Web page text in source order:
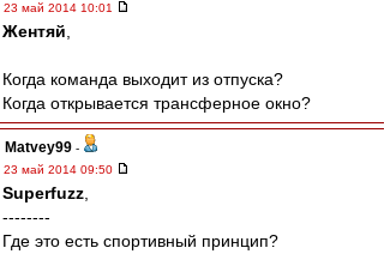
23 май 2014 10:01
Жентяй
Когда команда выходит из отпуска?
Когда открывается трансферное окно?
Matvey99 -
23 май 2014 09:50
Superfuzz
--------
Где это есть спортивный принцип?